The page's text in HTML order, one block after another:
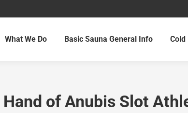
What We Do Basic Sauna General Info Cold
of Anubis Slot